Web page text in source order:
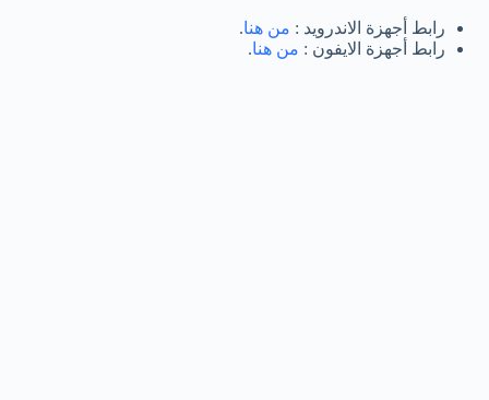
رابط أجهزة الاندرويد : من هنا.
رابط أجهزة الايفون : من هنا.